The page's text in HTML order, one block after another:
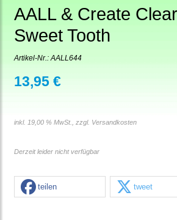
AALL & Create
Sweet Tooth
Artikel-Nr.: AALL644
13,95 €
inkl. 19,00 % MwSt., zzgl. Versandkosten
Derzeit leider nicht verfügbar
teilen tweet